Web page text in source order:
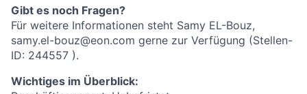
Gibt es noch Fragen?
Für weitere Informationen steht Samy EL-Bouz,
samy.el-bouz@eon.com gerne zur Verfügung (Stellen-
ID: 244557 ).
Wichtiges im Überblick: